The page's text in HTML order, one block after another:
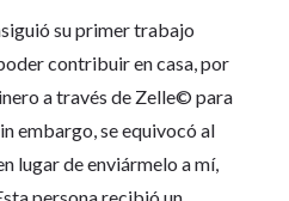
su primer trabajo
contribuir en casa, por
a través de Zelle© para
embargo, se equivocó al
lugar de enviármelo a mí,